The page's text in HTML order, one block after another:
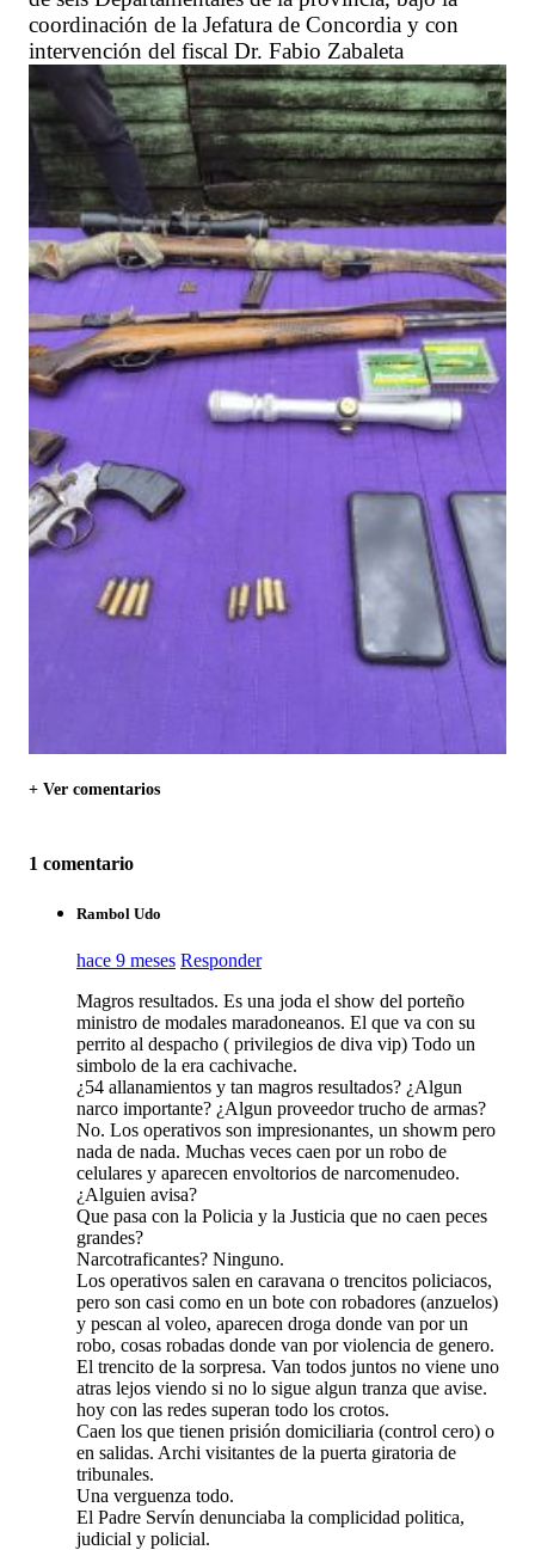
coordinación de la Jefatura de Concordia y con
intervención del fiscal Dr. Fabio Zabaleta
+ Ver comentarios
1 comentario
Rambol Udo
hace 9 meses Responder
Magros resultados. Es una joda el show del porteño
ministro de modales maradoneanos. El que va con su
perrito al despacho ( privilegios de diva vip) Todo un
simbolo de la era cachivache.
¿54 allanamientos y tan magros resultados? ¿Algun
narco importante? ¿Algun proveedor trucho de armas?
No. Los operativos son impresionantes, un showm pero
nada de nada. Muchas veces caen por un robo de
celulares y aparecen envoltorios de narcomenudeo.
¿Alguien avisa?
Que pasa con la Policia y la Justicia que no caen peces
grandes?
Narcotraficantes? Ninguno.
Los operativos salen en caravana o trencitos policiacos,
pero son casi como en un bote con robadores (anzuelos)
y pescan al voleo, aparecen droga donde van por un
robo, cosas robadas donde van por violencia de genero.
El trencito de la sorpresa. Van todos juntos no viene uno
atras lejos viendo si no lo sigue algun tranza que avise.
hoy con las redes superan todo los crotos.
Caen los que tienen prisión domiciliaria (control cero) o
en salidas. Archi visitantes de la puerta giratoria de
tribunales.
Una verguenza todo.
El Padre Servín denunciaba la complicidad politica,
judicial y policial.